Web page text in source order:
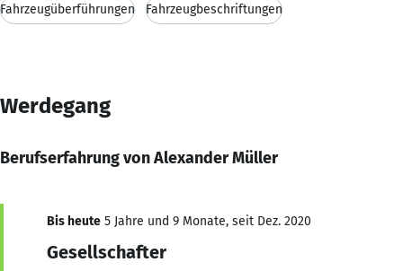
Fahrzeugüberführungen Fahrzeugbeschriftungen
Werdegang
Berufserfahrung von Alexander Müller
Bis heute 5 Jahre und 9 Monate, seit Dez. 2020
Gesellschafter